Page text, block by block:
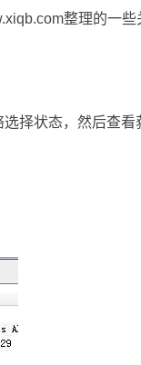
整理的一些
择状态，然后查看